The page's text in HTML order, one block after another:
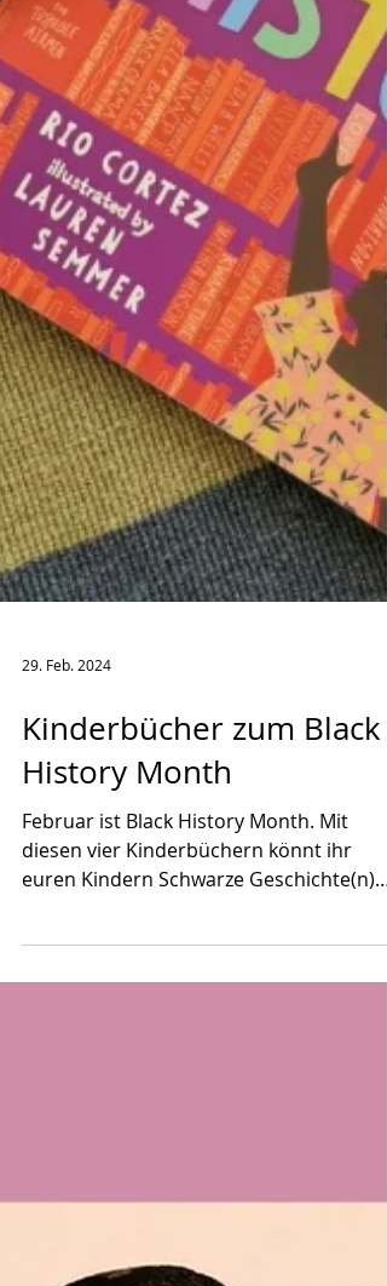
29. Feb. 2024
Kinderbücher zum Black
History Month
Februar ist Black History Month. Mit
euren Kindern Schwarze Geschichte(n)
näherbringen. Vom...